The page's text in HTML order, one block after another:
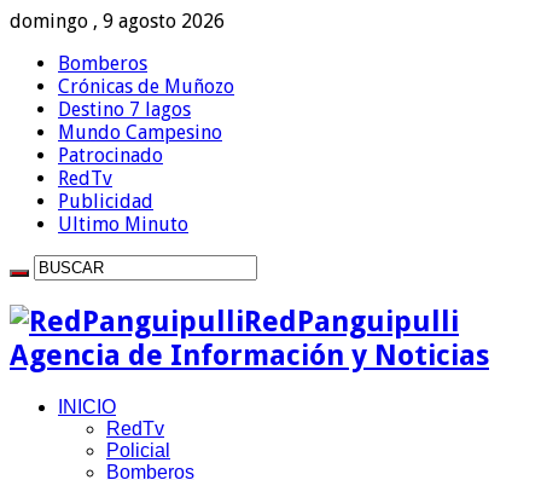
domingo , 9 agosto 2026
Bomberos
Crónicas de Muñozo
Destino 7 lagos
Mundo Campesino
Patrocinado
RedTv
Publicidad
Ultimo Minuto
RedPanguipulli
Agencia de Información y Noticias
INICIO
RedTv
Policial
Bomberos